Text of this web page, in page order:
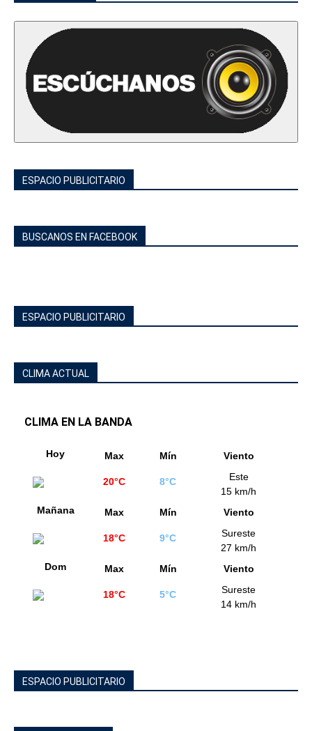
ESPACIO PUBLICITARIO
BUSCANOS EN FACEBOOK
ESPACIO PUBLICITARIO
CLIMA ACTUAL
CLIMA EN LA BANDA
Hoy Max Mín Viento
20°C 8°C
Este
15 km/h
Mañana
Max Mín Viento
18°C 9°C
Sureste
27 km/h
Dom
Max Mín Viento
18°C 5°C
Sureste
14 km/h
ESPACIO PUBLICITARIO